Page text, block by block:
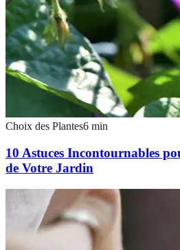
Choix des Plantes6 min
10 Astuces Incontournables
de Votre Jardin